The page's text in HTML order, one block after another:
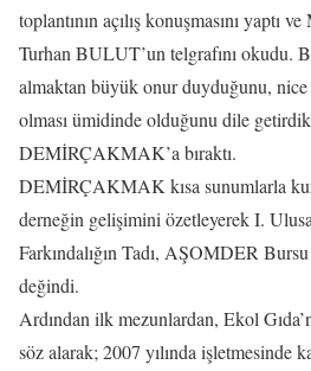
toplantının açılış konuşmasını yaptı
Turhan BULUT’un telgrafını okudu.
almaktan büyük onur duyduğunu,
olması ümidinde olduğunu dile
DEMİRÇAKMAK’a bıraktı.
DEMİRÇAKMAK kısa sunumlarla
derneğin gelişimini özetleyerek I.
Farkındalığın Tadı, AŞOMDER
değindi.
Ardından ilk mezunlardan, Ekol
söz alarak; 2007 yılında işletmesinde